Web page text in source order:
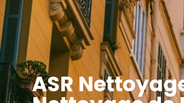
ASR